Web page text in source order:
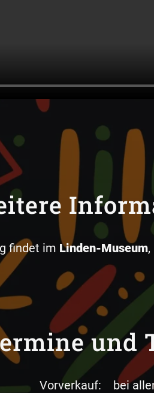
findet im Linden-Museum,
und
Vorverkauf:
bei